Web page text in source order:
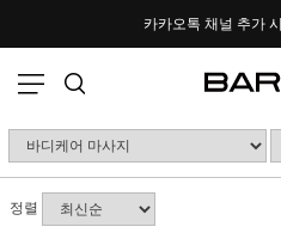
카카오톡 채널 추가 시
포토후기 작성 시
정렬